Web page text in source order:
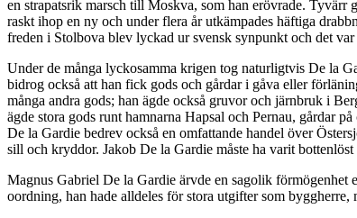
en strapatsrik marsch till Moskva, som han erövrade.
raskt ihop en ny och under flera år utkämpades häftiga
freden i Stolbova blev lyckad ur svensk synpunkt och det
Under de många lyckosamma krigen tog naturligtvis De la
bidrog också att han fick gods och gårdar i gåva eller
många andra gods; han ägde också gruvor och järnbruk i
ägde stora gods runt hamnarna Hapsal och Pernau, gårdar
De la Gardie bedrev också en omfattande handel över
sill och kryddor. Jakob De la Gardie måste ha varit bottenlöst
Magnus Gabriel De la Gardie ärvde en sagolik förmögenhet
oordning, han hade alldeles för stora utgifter som